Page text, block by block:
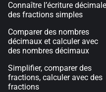
Connaître l’écriture décimale
des fractions simples
Comparer des nombres
décimaux et calculer avec
des nombres décimaux
Simplifier, comparer des
fractions, calculer avec des
fractions